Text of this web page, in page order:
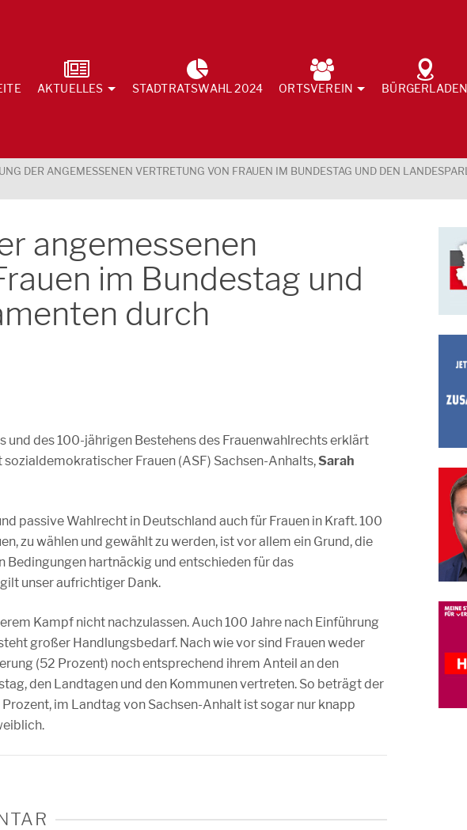
AKTUELLES STADTRATSWAHL 2024 ORTSVEREIN BÜRGERLADEN
DER ANGEMESSENEN VERTRETUNG VON FRAUEN IM BUNDESTAG UND DEN
angemessenen
im Bundestag und
durch
und des 100-jährigen Bestehens des Frauenwahlrechts erklärt
Frauen (ASF) Sachsen-Anhalts,Sarah
passive Wahlrecht in Deutschland auch für Frauen in Kraft. 100
zu wählen und gewählt zu werden, ist vor allem ein Grund, die
Bedingungen hartnäckig und entschieden für das
unser aufrichtiger Dank.
Kampf nicht nachzulassen. Auch 100 Jahre nach Einführung
großer Handlungsbedarf. Nach wie vor sind Frauen weder
(52 Prozent) noch entsprechend ihrem Anteil an den
den Landtagen und den Kommunen vertreten. So beträgt der
im Landtag von Sachsen-Anhalt ist sogar nur knapp